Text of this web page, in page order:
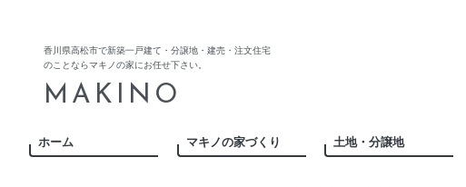
香川県高松市で新築一戸建て・分譲地・建売・注文住宅
のことならマキノの家にお任せ下さい。
MAKINO
ホーム マキノの家づくり 土地・分譲地